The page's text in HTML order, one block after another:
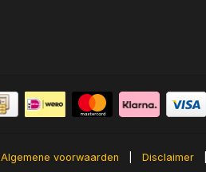
Algemene voorwaarden Disclaimer